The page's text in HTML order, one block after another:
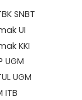
SNBT
UI
KKI
UGM
UGM
ITB